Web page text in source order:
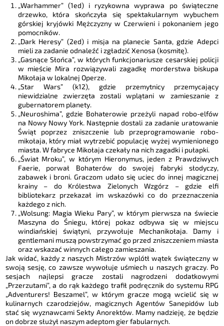
„Warhammer” (1ed) i ryzykowna wyprawa po świąteczne
drzewko, która skończyła się spektakularnym wybuchem
górskiej kryjówki Mężczyzny w Czerwieni i pokonaniem jego
pomocników.
„Dark Heresy” (2ed) i misja na planecie Santa, gdzie Adepci
mieli za zadanie odnaleźć i zgładzić Xenosa (kosmitę).
„Gasnące Słońca”, w których funkcjonariusze cesarskiej policji
w mieście Mira rozwiązywali zagadkę morderstwa biskupa
Mikołaja w lokalnej Operze.
„Star Wars” (k12), gdzie przemytnicy przemycający
niewidzialne zwierzęta zostali wplątani w zamieszanie z
gubernatorem planety.
„Neuroshima”, gdzie Bohaterowie przeżyli napad robo-elfów
na Nowy Nowy York. Następnie dostali za zadanie uratowanie
Świąt poprzez zniszczenie lub przeprogramowanie robo-
mikołaja, który miał wytrzebić populację wyżej wymienionego
miasta. W fabryce Mikołaja czekały na nich zagadki i pułapki.
„Świat Mroku”, w którym Hieronymus, jeden z Prawdziwych
Faerie, porwał Bohaterów do swojej fabryki słodyczy,
zabawek i broni. Graczom udało się uciec do innej magicznej
krainy – do Królestwa Zielonych Wzgórz – gdzie elfi
bibliotekarz przekazał im wskazówki co do przeznaczenia
każdego z nich.
„Wolsung: Magia Wieku Pary”, w którym pierwsza na świecie
Maszyna do Śniegu, której pokaz odbywa się w miejscu
windiańskiej świątyni, przywołuje Mechanikołaja. Damy i
gentlemani muszą powstrzymać go przed zniszczeniem miasta
oraz wskazać winnych całego zamieszania.
Jak widać, każdy z naszych Mistrzów wplótł wątek świąteczny w
swoją sesję, co zawsze wywołuje uśmiech u naszych graczy. Po
sesjach najlepsi gracze zostali nagrodzeni dodatkowymi
„Przerzutami”, a do rąk każdego trafił podręcznik do systemu RPG
„Adventurers! Beszamel”, w którym gracze mogą wcielić się w
kulinarnych czarodziejów, magicznych Agentów Sanepidów lub
stać się wyznawcami Sekty Anorektów. Mamy nadzieję, że będzie
on dobrze służył naszym adeptom gier fabularnych.